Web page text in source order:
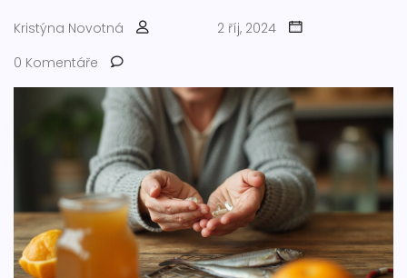
Kristýna Novotná
2 říj, 2024
0 Komentáře